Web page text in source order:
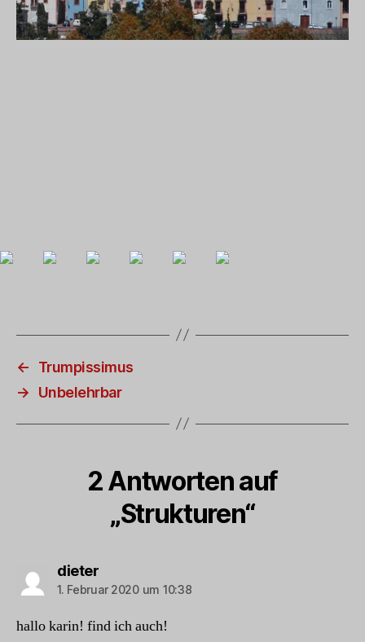
←
Trumpissimus
→
Unbelehrbar
2 Antworten auf
„Strukturen“
dietersagt:
1. Februar 2020 um 10:38
hallo karin! find ich auch!